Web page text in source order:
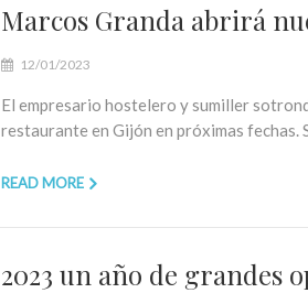
Marcos Granda abrirá
12/01/2023
El empresario hostelero y sumiller
restaurante en Gijón en próximas fechas.
READ MORE
2023 un año de grandes